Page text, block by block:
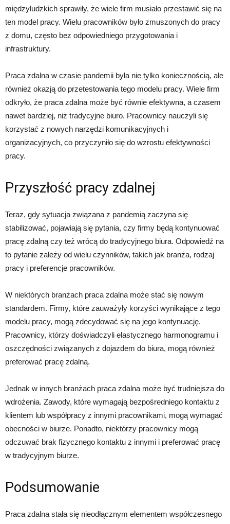
międzyludzkich sprawiły, że wiele firm musiało przestawić się na
ten model pracy. Wielu pracowników było zmuszonych do pracy
z domu, często bez odpowiedniego przygotowania i
infrastruktury.
Praca zdalna w czasie pandemii była nie tylko koniecznością, ale
również okazją do przetestowania tego modelu pracy. Wiele firm
odkryło, że praca zdalna może być równie efektywna, a czasem
nawet bardziej, niż tradycyjne biuro. Pracownicy nauczyli się
korzystać z nowych narzędzi komunikacyjnych i
organizacyjnych, co przyczyniło się do wzrostu efektywności
pracy.
Przyszłość pracy zdalnej
Teraz, gdy sytuacja związana z pandemią zaczyna się
stabilizować, pojawiają się pytania, czy firmy będą kontynuować
pracę zdalną czy też wrócą do tradycyjnego biura. Odpowiedź na
to pytanie zależy od wielu czynników, takich jak branża, rodzaj
pracy i preferencje pracowników.
W niektórych branżach praca zdalna może stać się nowym
standardem. Firmy, które zauważyły korzyści wynikające z tego
modelu pracy, mogą zdecydować się na jego kontynuację.
Pracownicy, którzy doświadczyli elastycznego harmonogramu i
oszczędności związanych z dojazdem do biura, mogą również
preferować pracę zdalną.
Jednak w innych branżach praca zdalna może być trudniejsza do
wdrożenia. Zawody, które wymagają bezpośredniego kontaktu z
klientem lub współpracy z innymi pracownikami, mogą wymagać
obecności w biurze. Ponadto, niektórzy pracownicy mogą
odczuwać brak fizycznego kontaktu z innymi i preferować pracę
w tradycyjnym biurze.
Podsumowanie
Praca zdalna stała się nieodłącznym elementem współczesnego